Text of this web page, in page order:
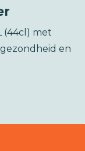
(44cl) met
en